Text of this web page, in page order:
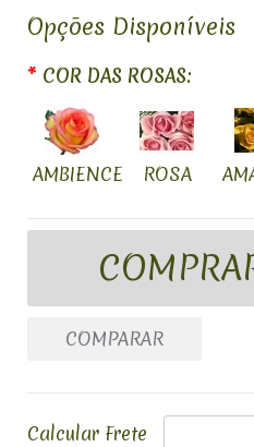
Opções Disponíveis
* COR DAS ROSAS:
AMBIENCE ROSA
COMPARAR
Calcular Frete